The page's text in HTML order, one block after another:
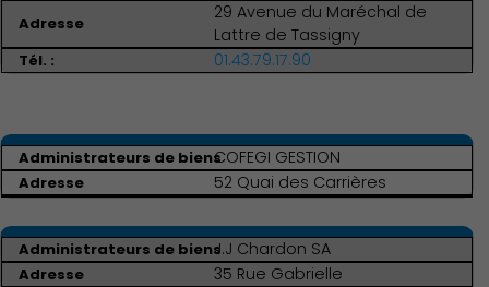
Économie Commerce
29 Avenue du Maréchal de
Lattre de Tassigny
01.43.79.17.90
COFEGI GESTION
52 Quai des Carrières
J.J Chardon SA
35 Rue Gabrielle